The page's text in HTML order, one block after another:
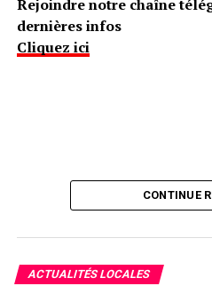
Rejoindre notre chaîne
dernières infos
Cliquez ici
CONTINUE
ACTUALITÉS LOCALES